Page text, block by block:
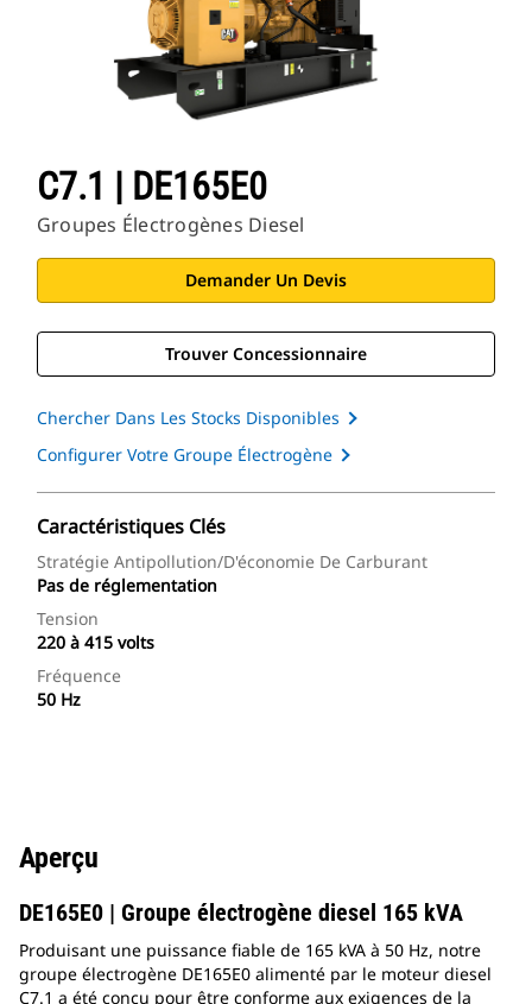
C7.1 | DE165E0
Groupes Électrogènes Diesel
Demander Un Devis
Trouver Concessionnaire
Chercher Dans Les Stocks Disponibles
Configurer Votre Groupe Électrogène
Caractéristiques Clés
Stratégie Antipollution/d'économie De Carburant
Pas de réglementation
Tension
220 à 415 volts
Fréquence
50 Hz
Aperçu
DE165E0 | Groupe électrogène diesel 165 kVA
Produisant une puissance fiable de 165 kVA à 50 Hz, notre
groupe électrogène DE165E0 alimenté par le moteur diesel
C7.1 a été conçu pour être conforme aux exigences de la